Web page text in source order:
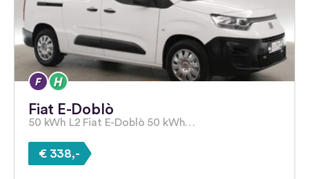
Fiat E-Doblò
50 kWh L2 Fiat E-Doblò 50 kWh…
€ 338,-